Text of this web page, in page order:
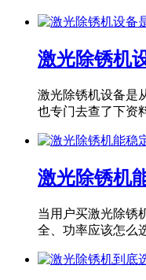
激光除锈机
激光除锈机设备是
也专门去查了下资
激光除锈机
当用户买激光除锈
全、功率应该怎么